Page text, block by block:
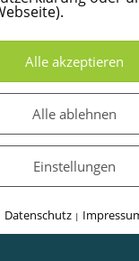
vorbehalten
Alle akzeptieren
Alle ablehnen
Einstellungen
Datenschutz |